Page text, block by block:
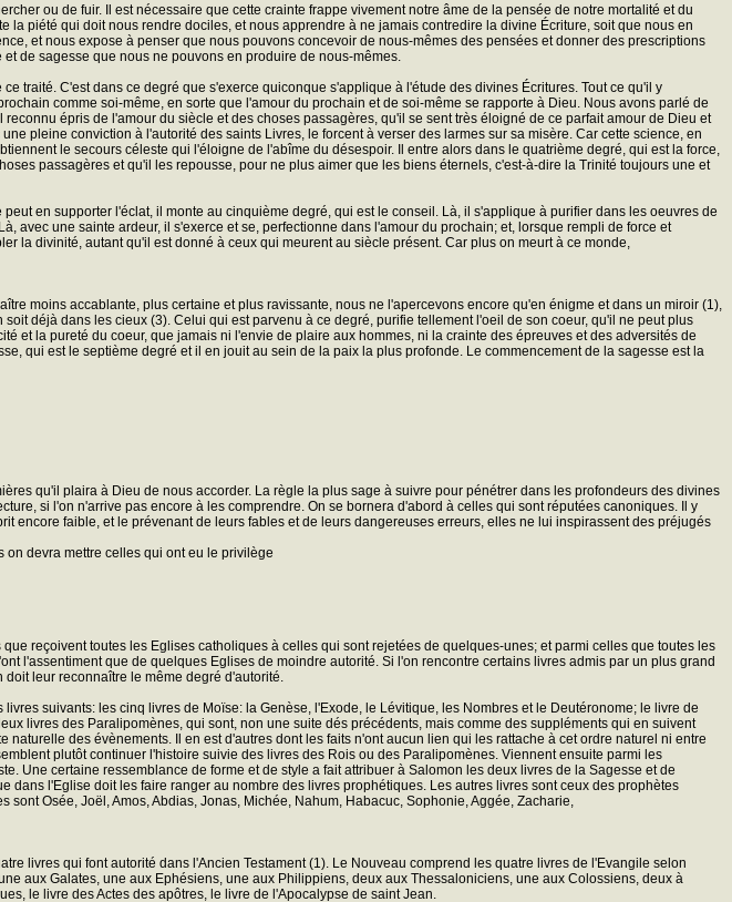
ou de fuir. Il est nécessaire que cette crainte frappe vivement notre âme de la pensée de notre mortalité et du
piété qui doit nous rendre dociles, et nous apprendre à ne jamais contredire la divine Écriture, soit que nous en
et nous expose à penser que nous pouvons concevoir de nous-mêmes des pensées et donner des prescriptions
de sagesse que nous ne pouvons en produire de nous-mêmes.
traité. C'est dans ce degré que s'exerce quiconque s'applique à l'étude des divines Écritures. Tout ce qu'il y
comme soi-même, en sorte que l'amour du prochain et de soi-même se rapporte à Dieu. Nous avons parlé de
épris de l'amour du siècle et des choses passagères, qu'il se sent très éloigné de ce parfait amour de Dieu et
pleine conviction à l'autorité des saints Livres, le forcent à verser des larmes sur sa misère. Car cette science, en
le secours céleste qui l'éloigne de l'abîme du désespoir. Il entre alors dans le quatrième degré, qui est la force,
passagères et qu'il les repousse, pour ne plus aimer que les biens éternels, c'est-à-dire la Trinité toujours une et
en supporter l'éclat, il monte au cinquième degré, qui est le conseil. Là, il s'applique à purifier dans les oeuvres de
avec une sainte ardeur, il s'exerce et se, perfectionne dans l'amour du prochain; et, lorsque rempli de force et
la divinité, autant qu'il est donné à ceux qui meurent au siècle présent. Car plus on meurt à ce monde,
moins accablante, plus certaine et plus ravissante, nous ne l'apercevons encore qu'en énigme et dans un miroir (1),
déjà dans les cieux (3). Celui qui est parvenu à ce degré, purifie tellement l'oeil de son coeur, qu'il ne peut plus
et la pureté du coeur, que jamais ni l'envie de plaire aux hommes, ni la crainte des épreuves et des adversités de
qui est le septième degré et il en jouit au sein de la paix la plus profonde. Le commencement de la sagesse est la
qu'il plaira à Dieu de nous accorder. La règle la plus sage à suivre pour pénétrer dans les profondeurs des divines
si l'on n'arrive pas encore à les comprendre. On se bornera d'abord à celles qui sont réputées canoniques. Il y
encore faible, et le prévenant de leurs fables et de leurs dangereuses erreurs, elles ne lui inspirassent des préjugés
devra mettre celles qui ont eu le privilège
reçoivent toutes les Eglises catholiques à celles qui sont rejetées de quelques-unes; et parmi celles que toutes les
l'assentiment que de quelques Eglises de moindre autorité. Si l'on rencontre certains livres admis par un plus grand
leur reconnaître le même degré d'autorité.
suivants: les cinq livres de Moïse: la Genèse, l'Exode, le Lévitique, les Nombres et le Deutéronome; le livre de
livres des Paralipomènes, qui sont, non une suite dés précédents, mais comme des suppléments qui en suivent
des évènements. Il en est d'autres dont les faits n'ont aucun lien qui les rattache à cet ordre naturel ni entre
plutôt continuer l'histoire suivie des livres des Rois ou des Paralipomènes. Viennent ensuite parmi les
Une certaine ressemblance de forme et de style a fait attribuer à Salomon les deux livres de la Sagesse et de
l'Eglise doit les faire ranger au nombre des livres prophétiques. Les autres livres sont ceux des prophètes
Osée, Joël, Amos, Abdias, Jonas, Michée, Nahum, Habacuc, Sophonie, Aggée, Zacharie,
livres qui font autorité dans l'Ancien Testament (1). Le Nouveau comprend les quatre livres de l'Evangile selon
aux Galates, une aux Ephésiens, une aux Philippiens, deux aux Thessaloniciens, une aux Colossiens, deux à
le livre des Actes des apôtres, le livre de l'Apocalypse de saint Jean.